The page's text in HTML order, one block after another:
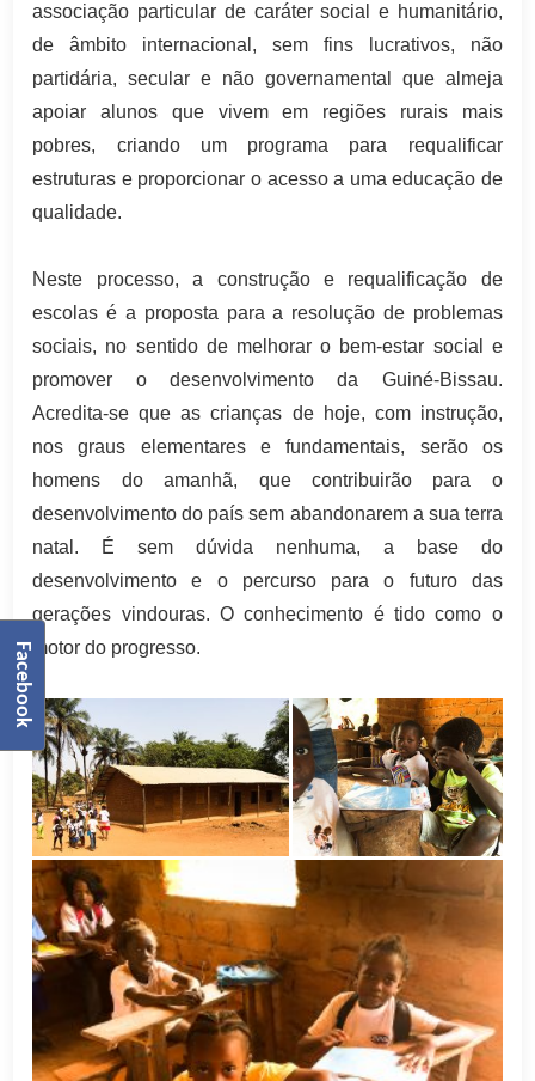
associação particular de caráter social e humanitário,
de âmbito internacional, sem fins lucrativos, não
partidária, secular e não governamental que almeja
apoiar alunos que vivem em regiões rurais mais
pobres, criando um programa para requalificar
estruturas e proporcionar o acesso a uma educação de
qualidade.
Neste processo, a construção e requalificação de
escolas é a proposta para a resolução de problemas
sociais, no sentido de melhorar o bem-estar social e
promover o desenvolvimento da Guiné-Bissau.
Acredita-se que as crianças de hoje, com instrução,
nos graus elementares e fundamentais, serão os
homens do amanhã, que contribuirão para o
desenvolvimento do país sem abandonarem a sua terra
natal. É sem dúvida nenhuma, a base do
desenvolvimento e o percurso para o futuro das
gerações vindouras. O conhecimento é tido como o
motor do progresso.
Facebook